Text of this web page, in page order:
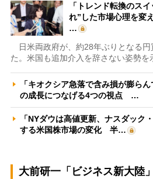
「トレンド転換のス
れ”した市場心理を変
…
日米両政府が、約28年ぶりとなる円
た。米国も追加介入を辞さない姿勢を
「キオクシア急落で含み損が膨ら
の成長につなげる4つの視点 …
「NYダウは高値更新、ナスダック
する米国株市場の変化 半…
大前研一「ビジネス新大陸